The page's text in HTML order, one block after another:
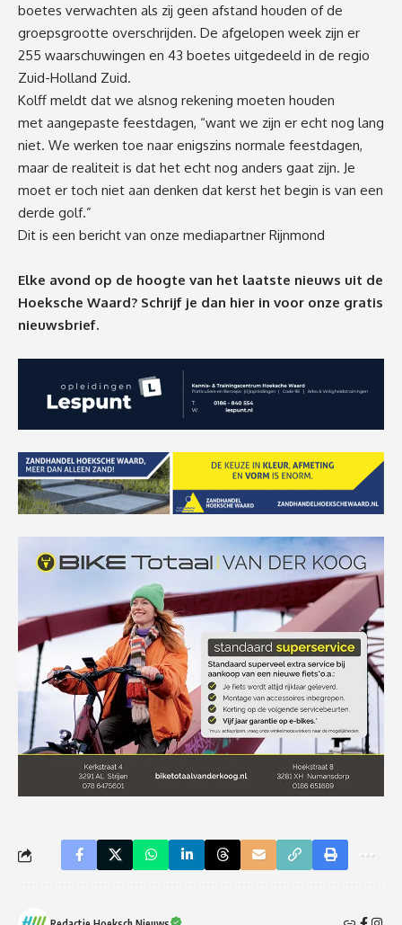
boetes verwachten als zij geen afstand houden of de
groepsgrootte overschrijden. De afgelopen week zijn er
255 waarschuwingen en 43 boetes uitgedeeld in de regio
Zuid-Holland Zuid.
Kolff meldt dat we alsnog rekening moeten houden
met aangepaste feestdagen, “want we zijn er echt nog lang
niet. We werken toe naar enigszins normale feestdagen,
maar de realiteit is dat het echt nog anders gaat zijn. Je
moet er toch niet aan denken dat kerst het begin is van een
derde golf.”
Dit is een bericht van onze mediapartner Rijnmond
Elke avond op de hoogte van het laatste nieuws uit de
Hoeksche Waard? Schrijf je dan hier in voor onze gratis
nieuwsbrief.